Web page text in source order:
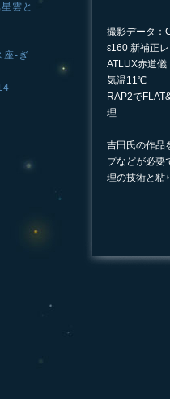
雲と
座-ぎ
撮影データ
ε160 新補正
ATLUX赤道
気温11℃
RAP2で
理
吉田氏の作品
プなどが必要
理の技術と粘